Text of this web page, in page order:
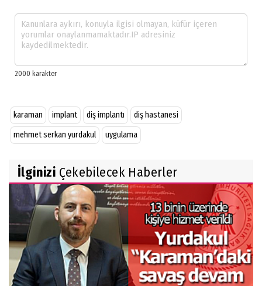
karaman implant diş implantı
diş hastanesi
mehmet serkan yurdakul
uygulama
İlginizi Çekebilecek Haberler